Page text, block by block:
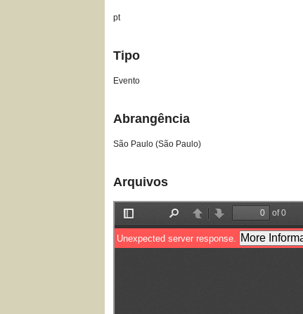
pt
Tipo
Evento
Abrangência
São Paulo (São Paulo)
Arquivos